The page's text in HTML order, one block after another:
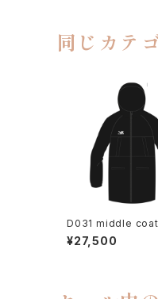
同じカテ
D031 middle
¥27,500